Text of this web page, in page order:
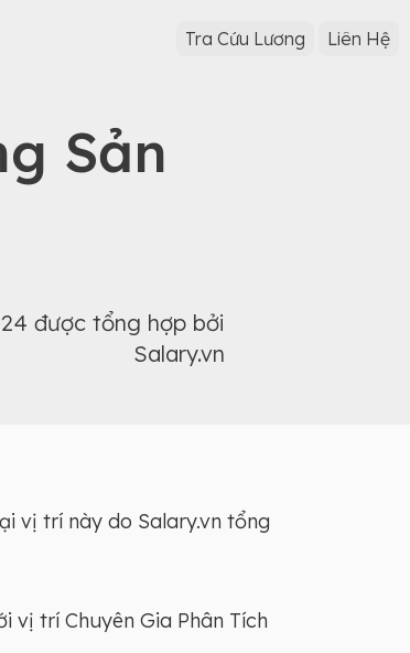
Tra Cứu Lương Liên Hệ
Sản
được tổng hợp bởi
Salary.vn
vị trí này do Salary.vn tổng
vị trí Chuyên Gia Phân Tích